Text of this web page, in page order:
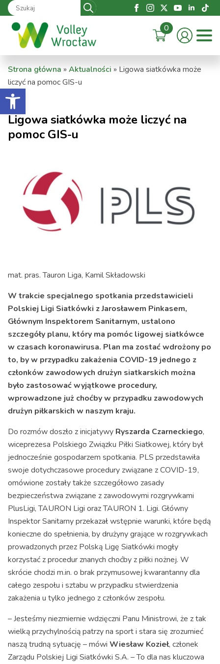
Otwórz pasek narzędzi
Search
for:
0
Strona główna » Aktualności » Ligowa siatkówka może
liczyć na pomoc GIS-u
Ligowa siatkówka może liczyć na
pomoc GIS-u
mat. pras. Tauron Liga, Kamil Składowski
W trakcie specjalnego spotkania przedstawicieli
Polskiej Ligi Siatkówki z Jarosławem Pinkasem,
Głównym Inspektorem Sanitarnym, ustalono
szczegóły planu, który ma pomóc ligowej siatkówce
w czasach koronawirusa. Plan ma zostać wdrożony po
to, by w przypadku zakażenia COVID-19 jednego z
członków zawodowych drużyn siatkarskich można
było zastosować wyjątkowe procedury,
wprowadzone już choćby w przypadku zawodowych
drużyn piłkarskich w naszym kraju.
Do rozmów doszło z inicjatywy Ryszarda Czarneckiego,
wiceprezesa Polskiego Związku Piłki Siatkowej, który był
jednocześnie gospodarzem spotkania. PLS przedstawiła
swoje dotychczasowe procedury związane z COVID-19,
omówione zostały także szczegółowo zasady
bezpieczeństwa związane z zawodowymi rozgrywkami
PlusLigi, TAURON Ligi oraz TAURON 1. Ligi. Główny
Inspektor Sanitarny przekazał wstępnie warunki, które będą
konieczne do spełnienia, by drużyny grające w rozgrywkach
prowadzonych przez Polską Ligę Siatkówki mogły
korzystać z procedur znanych choćby z piłki nożnej. W
skrócie chodzi m.in. o brak przymusowej kwarantanny dla
całego zespołu i sztabu w przypadku stwierdzenia
zakażenia u tylko jednego z członków zespołu.
– Jesteśmy niezmiernie wdzięczni Panu Ministrowi, że z tak
wielką przychylnością patrzy na sport i stara się zrozumieć
naszą trudną sytuację – mówi Wiesław Kozieł, członek
Zarządu Polskiej Ligi Siatkówki S.A. – To dla nas kluczowa